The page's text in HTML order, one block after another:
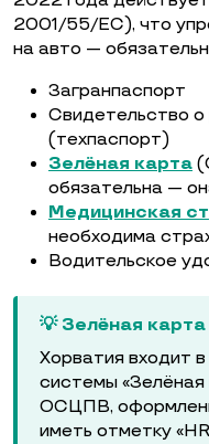
2001/55/EC), что
на авто —
Загранпаспорт
Свидетельство о
(техпаспорт)
Зелёная карта
обязательна —
Медицинская
необходима
Водительское
💡 Зелёная
Хорватия входит
системы
ОСЦПВ,
иметь отметку